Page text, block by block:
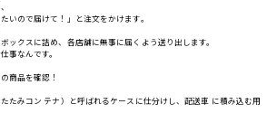
いので届けて！」と注文をかけます。
ックスに詰め、各店舗に無事に届くよう送り出します。
事なんです。
商品を確認！
たみコン テナ）と呼ばれるケースに仕分けし、配送車 に積み込む用